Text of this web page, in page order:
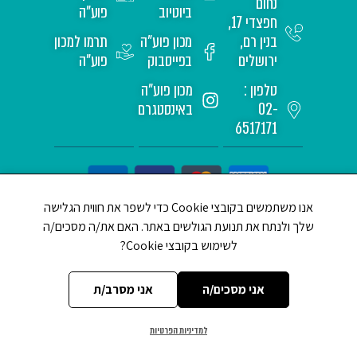
חפצדי 17,
בנין רם,
ירושלים
טלפון :
02-
6517171
ביוטיוב
מכון פוע"ה
בפייסבוק
מכון פוע"ה
באינסטגרם
פוע"ה
תרמו למכון
פוע"ה
אנו משתמשים בקובצי Cookie כדי לשפר את חווית הגלישה
שלך ולנתח את תנועת הגולשים באתר. האם את/ה מסכים/ה
לשימוש בקובצי Cookie?
אני מסכים/ה אני מסרב/ת
למדיניות הפרטיות